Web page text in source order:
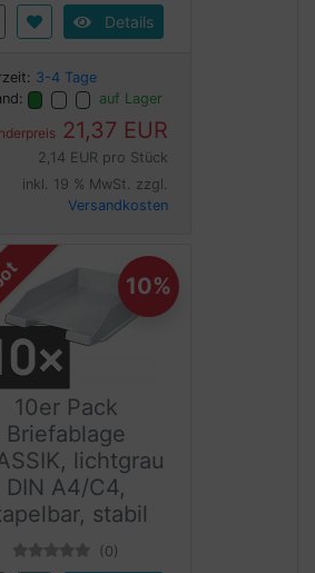
Details
3-4 Tage
auf Lager
21,37 EUR
2,14 EUR pro Stück
inkl. 19 % MwSt. zzgl.
Versandkosten
10er Pack
Briefablage
lichtgrau
DIN A4/C4,
stabil
(0)
10%